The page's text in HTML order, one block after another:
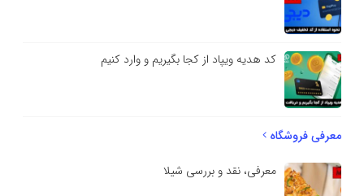
کد هدیه ویپاد از کجا بگیریم و وارد کنیم
معرفی فروشگاه
معرفی، نقد و بررسی شیلا